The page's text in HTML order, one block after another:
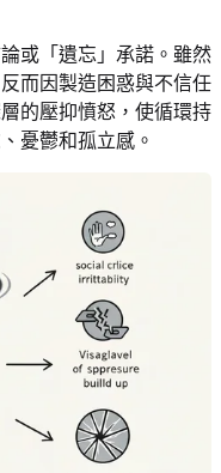
或「遺忘」承諾。雖然
而因製造困惑與不信任
的壓抑憤怒，使循環持
憂鬱和孤立感。